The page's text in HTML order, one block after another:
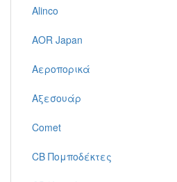
Alinco
AOR Japan
Αεροπορικά
Αξεσουάρ
Comet
CB Πομποδέκτες